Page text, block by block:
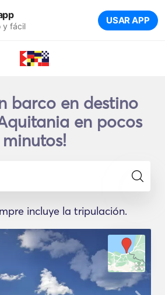
y fácil USAR APP
barco en destino
en pocos
minutos!
incluye la tripulación.